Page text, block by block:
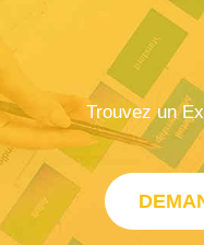
Trouvez un